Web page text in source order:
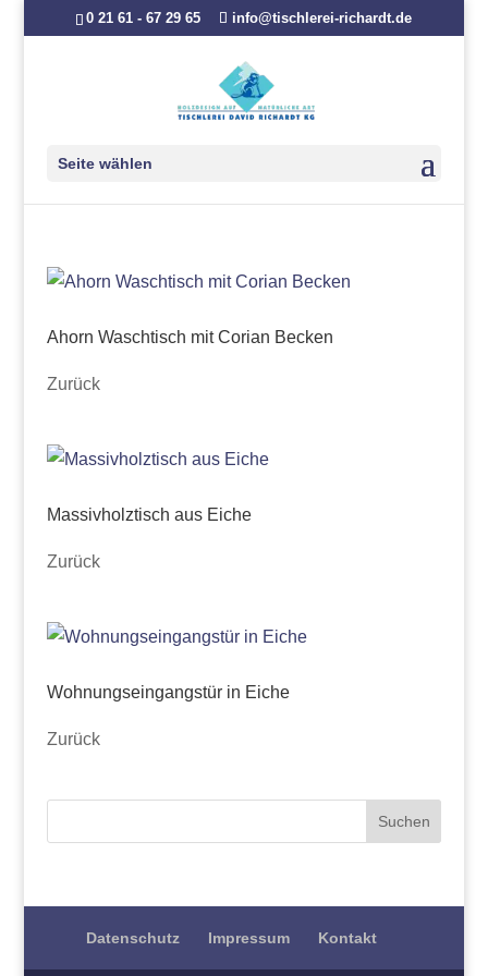
0 21 61 - 67 29 65 info@tischlerei-richardt.de
Seite wählen
Ahorn Waschtisch mit Corian Becken
Zurück
Massivholztisch aus Eiche
Zurück
Wohnungseingangstür in Eiche
Zurück
Datenschutz Impressum Kontakt